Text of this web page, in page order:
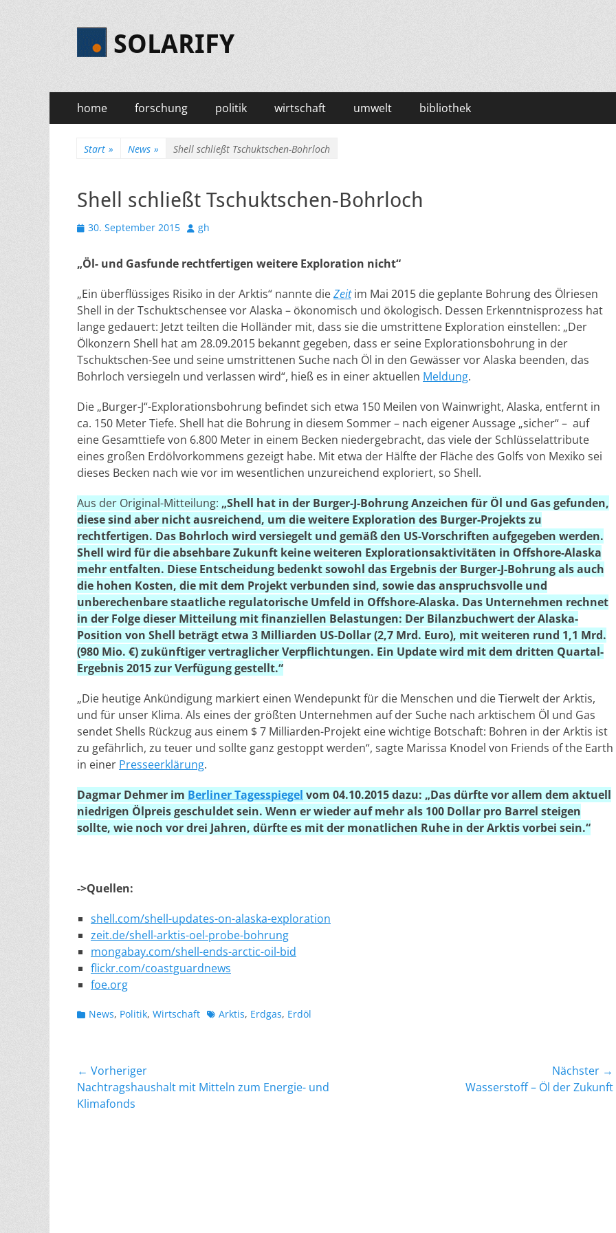
SOLARIFY
Primäres
Menü
Zum
Inhalt
home forschung politik wirtschaft umwelt bibliothek
Start » News » Shell schließt Tschuktschen-Bohrloch
Shell schließt Tschuktschen-Bohrloch
Veröffentlicht
30. September 2015 Autor
gh
„Öl- und Gasfunde rechtfertigen weitere Exploration nicht“
„Ein überflüssiges Risiko in der Arktis“ nannte dieZeitim Mai 2015 die geplante Bohrung des Ölriesen
Shell in der Tschuktschensee vor Alaska – ökonomisch und ökologisch. Dessen Erkenntnisprozess hat
lange gedauert: Jetzt teilten die Holländer mit, dass sie die umstrittene Exploration einstellen: „Der
Ölkonzern Shell hat am 28.09.2015 bekannt gegeben, dass er seine Explorationsbohrung in der
Tschuktschen-See und seine umstrittenen Suche nach Öl in den Gewässer vor Alaska beenden, das
Bohrloch versiegeln und verlassen wird“, hieß es in einer aktuellen Meldung.
Die „Burger-J“-Explorationsbohrung befindet sich etwa 150 Meilen von Wainwright, Alaska, entfernt in
ca. 150 Meter Tiefe. Shell hat die Bohrung in diesem Sommer – nach eigener Aussage „sicher“ – auf
eine Gesamttiefe von 6.800 Meter in einem Becken niedergebracht, das viele der Schlüsselattribute
eines großen Erdölvorkommens gezeigt habe. Mit etwa der Hälfte der Fläche des Golfs von Mexiko sei
dieses Becken nach wie vor im wesentlichen unzureichend exploriert, so Shell.
Aus der Original-Mitteilung: „Shell hat in der Burger-J-Bohrung Anzeichen für Öl und Gas gefunden,
diese sind aber nicht ausreichend, um die weitere Exploration des Burger-Projekts zu
rechtfertigen. Das Bohrloch wird versiegelt und gemäß den US-Vorschriften aufgegeben werden.
Shell wird für die absehbare Zukunft keine weiteren Explorationsaktivitäten in Offshore-Alaska
mehr entfalten. Diese Entscheidung bedenkt sowohl das Ergebnis der Burger-J-Bohrung als auch
die hohen Kosten, die mit dem Projekt verbunden sind, sowie das anspruchsvolle und
unberechenbare staatliche regulatorische Umfeld in Offshore-Alaska. Das Unternehmen rechnet
in der Folge dieser Mitteilung mit finanziellen Belastungen: Der Bilanzbuchwert der Alaska-
Position von Shell beträgt etwa 3 Milliarden US-Dollar (2,7 Mrd. Euro), mit weiteren rund 1,1 Mrd.
(980 Mio. €) zukünftiger vertraglicher Verpflichtungen. Ein Update wird mit dem dritten Quartal-
Ergebnis 2015 zur Verfügung gestellt.“
„Die heutige Ankündigung markiert einen Wendepunkt für die Menschen und die Tierwelt der Arktis,
und für unser Klima. Als eines der größten Unternehmen auf der Suche nach arktischem Öl und Gas
sendet Shells Rückzug aus einem $ 7 Milliarden-Projekt eine wichtige Botschaft: Bohren in der Arktis ist
zu gefährlich, zu teuer und sollte ganz gestoppt werden“, sagte Marissa Knodel von Friends of the Earth
in einer Presseerklärung.
Dagmar Dehmer im Berliner Tagesspiegel vom 04.10.2015 dazu: „Das dürfte vor allem dem aktuell
niedrigen Ölpreis geschuldet sein. Wenn er wieder auf mehr als 100 Dollar pro Barrel steigen
sollte, wie noch vor drei Jahren, dürfte es mit der monatlichen Ruhe in der Arktis vorbei sein.“
->Quellen:
shell.com/shell-updates-on-alaska-exploration
zeit.de/shell-arktis-oel-probe-bohrung
mongabay.com/shell-ends-arctic-oil-bid
flickr.com/coastguardnews
foe.org
Kategorien
News, Politik, Wirtschaft Schlagworte
Arktis, Erdgas, Erdöl
Beitragsnavigation
← Vorheriger
Vorheriger
Beitrag:
Nachtragshaushalt mit Mitteln zum Energie- und
Klimafonds
Nächster →
Wasserstoff – Öl der Zukunft